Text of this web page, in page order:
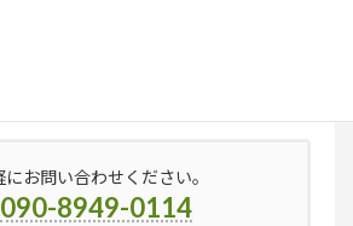
にお問い合わせください。
090-8949-0114